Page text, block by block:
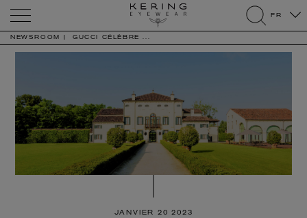
search
FR
NEWSROOM GUCCI CÉLÈBRE ...
JANVIER 20 2023